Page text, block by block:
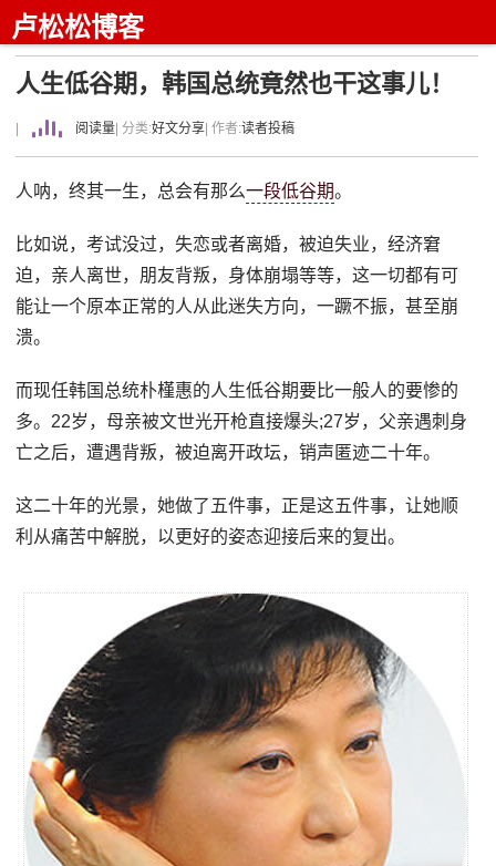
卢松松博客
人生低谷期，韩国总统竟然也干这事儿！
阅读量 | 分类:好文分享 | 作者:读者投稿
人呐，终其一生，总会有那么一段低谷期。
比如说，考试没过，失恋或者离婚，被迫失业，经济窘
迫，亲人离世，朋友背叛，身体崩塌等等，这一切都有可
能让一个原本正常的人从此迷失方向，一蹶不振，甚至崩
溃。
而现任韩国总统朴槿惠的人生低谷期要比一般人的要惨的
多。22岁，母亲被文世光开枪直接爆头;27岁，父亲遇刺身
亡之后，遭遇背叛，被迫离开政坛，销声匿迹二十年。
这二十年的光景，她做了五件事，正是这五件事，让她顺
利从痛苦中解脱，以更好的姿态迎接后来的复出。